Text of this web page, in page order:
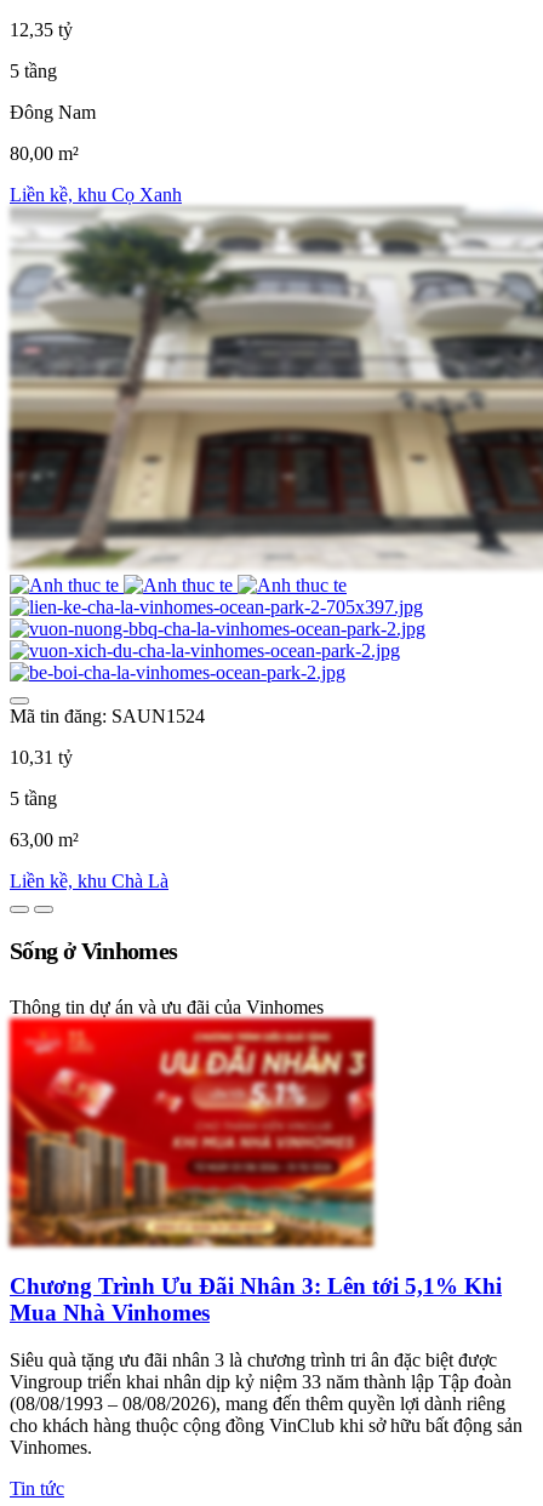
12,35 tỷ
5 tầng
Đông Nam
80,00 m²
Liền kề, khu Cọ Xanh
Mã tin đăng: SAUN1524
10,31 tỷ
5 tầng
63,00 m²
Liền kề, khu Chà Là
Sống ở Vinhomes
Thông tin dự án và ưu đãi của Vinhomes
Chương Trình Ưu Đãi Nhân 3: Lên tới 5,1% Khi
Mua Nhà Vinhomes
Siêu quà tặng ưu đãi nhân 3 là chương trình tri ân đặc biệt được
Vingroup triển khai nhân dịp kỷ niệm 33 năm thành lập Tập đoàn
(08/08/1993 – 08/08/2026), mang đến thêm quyền lợi dành riêng
cho khách hàng thuộc cộng đồng VinClub khi sở hữu bất động sản
Vinhomes.
Tin tức